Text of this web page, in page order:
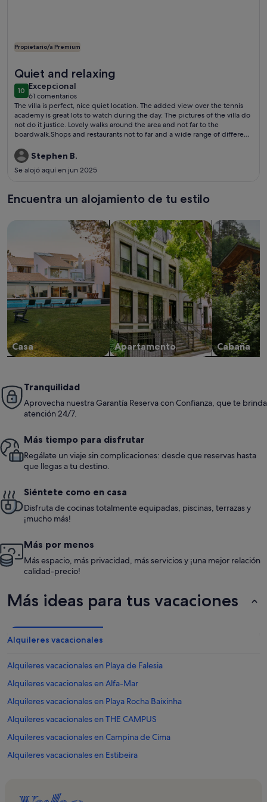
Propietario/a Premium
Quiet and relaxing
1010 de 10
Excepcional
excepcional
61 comentarios
(61 comentarios)
The villa is perfect, nice quiet location. The added view over the tennis
academy is great lots to watch during the day. The pictures of the villa do
not do it justice. Lovely walks around the area and not far to the
boardwalk.Shops and restaurants not to far and a wide range of different
Stephen B.
Se alojó aquí en jun 2025
Encuentra un alojamiento de tu estilo
Casa Apartamento
Busca apartamentos
Cabaña
Buscar
Tranquilidad
Aprovecha nuestra Garantía Reserva con Confianza, que te brinda
atención 24/7.
Más tiempo para disfrutar
Regálate un viaje sin complicaciones: desde que reservas hasta
que llegas a tu destino.
Siéntete como en casa
Disfruta de cocinas totalmente equipadas, piscinas, terrazas y
¡mucho más!
Más por menos
Más espacio, más privacidad, más servicios y ¡una mejor relación
calidad-precio!
Más ideas para tus vacaciones
Alquileres vacacionales
Alquileres vacacionales en Playa de Falesia
Alquileres vacacionales en Alfa-Mar
Alquileres vacacionales en Playa Rocha Baixinha
Alquileres vacacionales en THE CAMPUS
Alquileres vacacionales en Campina de Cima
Alquileres vacacionales en Estibeira
Alquileres vacacionales en Iglesia de Santa Bárbara de Nexe